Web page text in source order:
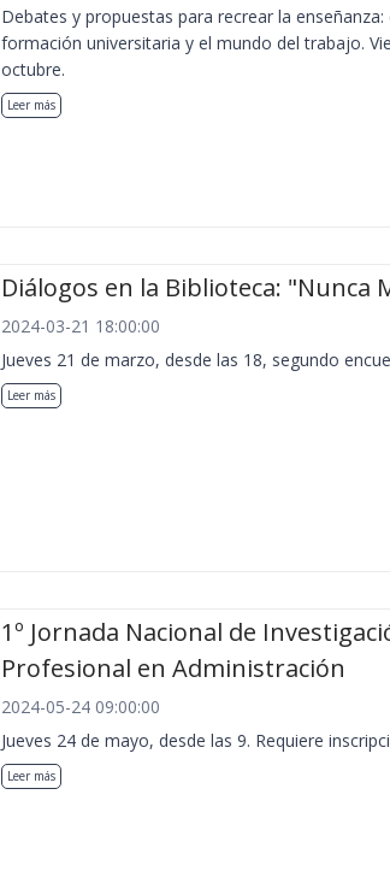
Debates y propuestas para recrear la
formación universitaria y el mundo del trabajo.
octubre.
Leer más
Diálogos en la Biblioteca: "Nunca
2024-03-21 18:00:00
Jueves 21 de marzo, desde las 18, segundo
Leer más
1º Jornada Nacional de
Profesional en Administración
2024-05-24 09:00:00
Jueves 24 de mayo, desde las 9. Requiere
Leer más